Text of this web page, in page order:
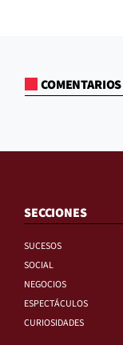
COMENTARIOS
SECCIONES
SUCESOS
SOCIAL
NEGOCIOS
ESPECTÁCULOS
CURIOSIDADES